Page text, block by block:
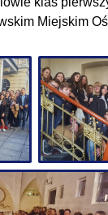
Miejskim